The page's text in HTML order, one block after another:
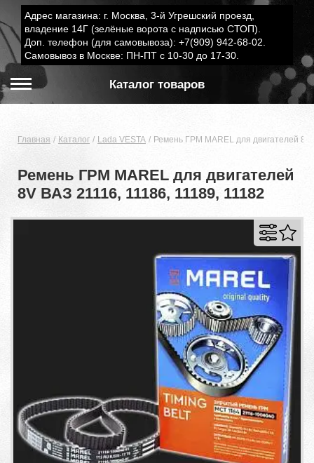
Адрес магазина: г. Москва, 3-й Угрешский проезд,
владение 14Г (зелёные ворота с надписью СТОП).
Доп. телефон (для самовывоза): +7(909) 942-68-02.
Самовывоз в Москве: ПН-ПТ с 10-30 до 17-30.
Каталог товаров
Главная Каталог Lada VESTA Ремень ГРМ MAREL для двигателей 8V
Ремень ГРМ MAREL для двигателей
8V ВАЗ 21116, 11186, 11189, 11182